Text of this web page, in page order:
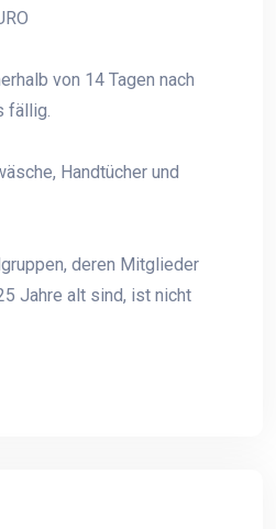
von 14 Tagen nach
fällig.
Handtücher und
deren Mitglieder
Jahre alt sind, ist nicht